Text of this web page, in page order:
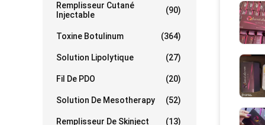
Remplisseur Cutané
Injectable
(90)
Toxine Botulinum (364)
Solution Lipolytique (27)
Fil De PDO (20)
Solution De Mesotherapy (52)
Remplisseur De Skinject (13)